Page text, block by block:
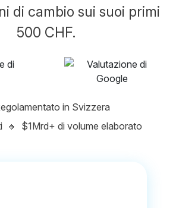
di cambio sui suoi primi
500 CHF.
in Svizzera
🔸 $1Mrd+ di volume elaborato